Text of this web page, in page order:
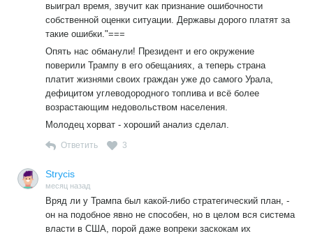
выиграл время, звучит как признание ошибочности
собственной оценки ситуации. Державы дорого платят за
такие ошибки."===
Опять нас обманули! Президент и его окружение
поверили Трампу в его обещаниях, а теперь страна
платит жизнями своих граждан уже до самого Урала,
дефицитом углеводородного топлива и всё более
возрастающим недовольством населения.
Молодец хорват - хороший анализ сделал.
Ответить 3
Strycis
месяц назад
Вряд ли у Трампа был какой-либо стратегический план, -
он на подобное явно не способен, но в целом вся система
власти в США, порой даже вопреки заскокам их